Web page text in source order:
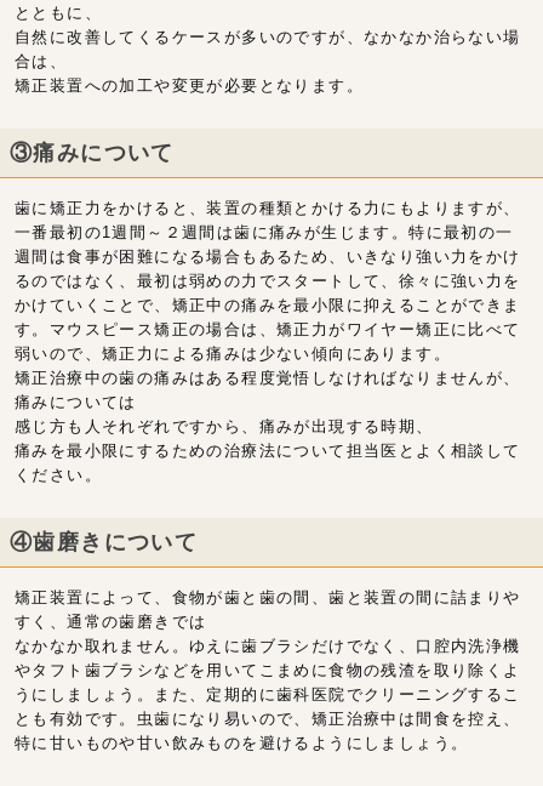
とともに、
自然に改善してくるケースが多いのですが、なかなか治らない場
合は、
矯正装置への加工や変更が必要となります。
③痛みについて
歯に矯正力をかけると、装置の種類とかける力にもよりますが、
一番最初の1週間～２週間は歯に痛みが生じます。特に最初の一
週間は食事が困難になる場合もあるため、いきなり強い力をかけ
るのではなく、最初は弱めの力でスタートして、徐々に強い力を
かけていくことで、矯正中の痛みを最小限に抑えることができま
す。マウスピース矯正の場合は、矯正力がワイヤー矯正に比べて
弱いので、矯正力による痛みは少ない傾向にあります。
矯正治療中の歯の痛みはある程度覚悟しなければなりませんが、
痛みについては
感じ方も人それぞれですから、痛みが出現する時期、
痛みを最小限にするための治療法について担当医とよく相談して
ください。
④歯磨きについて
矯正装置によって、食物が歯と歯の間、歯と装置の間に詰まりや
すく、通常の歯磨きでは
なかなか取れません。ゆえに歯ブラシだけでなく、口腔内洗浄機
やタフト歯ブラシなどを用いてこまめに食物の残渣を取り除くよ
うにしましょう。また、定期的に歯科医院でクリーニングするこ
とも有効です。虫歯になり易いので、矯正治療中は間食を控え、
特に甘いものや甘い飲みものを避けるようにしましょう。